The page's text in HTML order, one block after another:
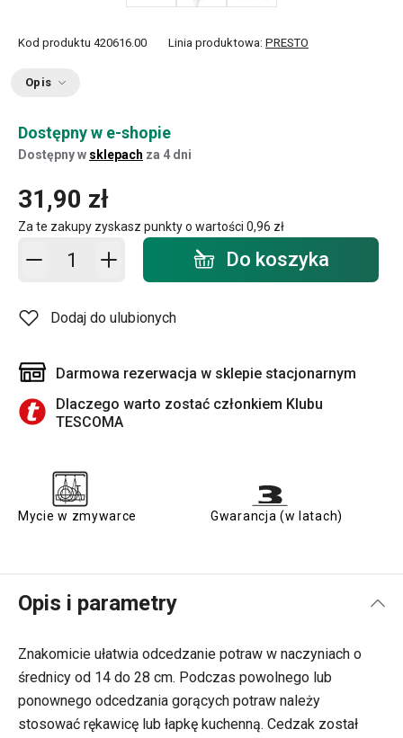
Kod produktu 420616.00 Linia produktowa: PRESTO
Opis
Dostępny w e-shopie
Dostępny w sklepach za 4 dni
31,90 zł
Za te zakupy zyskasz punkty o wartości 0,96 zł
Dodaj do koszyka - ilość Do koszyka
Dodaj do ulubionych
Darmowa rezerwacja w sklepie stacjonarnym
Dlaczego warto zostać członkiem Klubu
TESCOMA
Mycie w zmywarce Gwarancja (w latach)
Opis i parametry
Znakomicie ułatwia odcedzanie potraw w naczyniach o
średnicy od 14 do 28 cm. Podczas powolnego lub
ponownego odcedzania gorących potraw należy
stosować rękawicę lub łapkę kuchenną. Cedzak został